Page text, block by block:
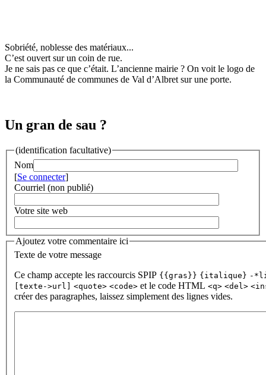
Sobriété, noblesse des matériaux...
C’est ouvert sur un coin de rue.
Je ne sais pas ce que c’était. L’ancienne mairie ? On voit le logo de
la Communauté de communes de Val d’Albret sur une porte.
Un gran de sau ?
(identification facultative)
Nom
[Se connecter]
Courriel (non publié)
Votre site web
Ajoutez votre commentaire ici
Texte de votre message
Ce champ accepte les raccourcis SPIP {{gras}} {italique} -
[texte->url]
<quote> <code> et le code HTML <q> <del>
créer des paragraphes, laissez simplement des lignes vides.